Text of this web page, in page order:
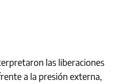
las liberaciones
a la presión externa,